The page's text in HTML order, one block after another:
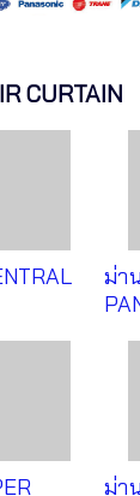
CURTAIN
ม่า
ม่า